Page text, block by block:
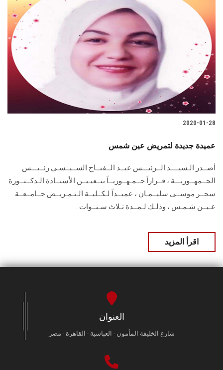
2020-01-28
عميدة جديدة لتمريض عين شمس
أصــدر الـسيــــد الــرئيـــس عبــد الــفتــاح الســيــسـي رئــيـــس
الجــمهــوريـــة ، قــراراً جــمـهــوريــاً بتــعيـيــن الأستــاذة الـدكــتــورة
سحــر موســى سليــمـان ، عميــداً لـكــليــة الـتـمـريــض جــامــعــة
عـيــن شـمـس ، وذلـك لـمــدة ثـلاث سـنــوات .
اقرأ المزيد
العنوان
شارع الخليفة المأمون - العباسية - القاهرة - مصر